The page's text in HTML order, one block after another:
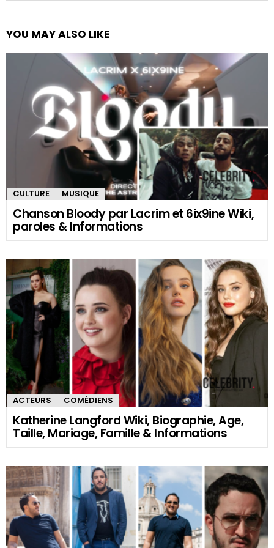
YOU MAY ALSO LIKE
CULTURE MUSIQUE
Chanson Bloody par Lacrim et 6ix9ine Wiki,
paroles & Informations
ACTEURS COMÉDIENS
Katherine Langford Wiki, Biographie, Age,
Taille, Mariage, Famille & Informations